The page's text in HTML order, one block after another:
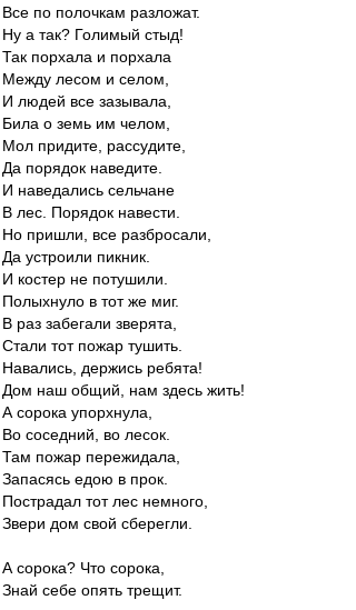
Все по полочкам разложат.
Ну а так? Голимый стыд!
Так порхала и порхала
Между лесом и селом,
И людей все зазывала,
Била о земь им челом,
Мол придите, рассудите,
Да порядок наведите.
И наведались сельчане
В лес. Порядок навести.
Но пришли, все разбросали,
Да устроили пикник.
И костер не потушили.
Полыхнуло в тот же миг.
В раз забегали зверята,
Стали тот пожар тушить.
Навались, держись ребята!
Дом наш общий, нам здесь жить!
А сорока упорхнула,
Во соседний, во лесок.
Там пожар пережидала,
Запасясь едою в прок.
Пострадал тот лес немного,
Звери дом свой сберегли.
А сорока? Что сорока,
Знай себе опять трещит.